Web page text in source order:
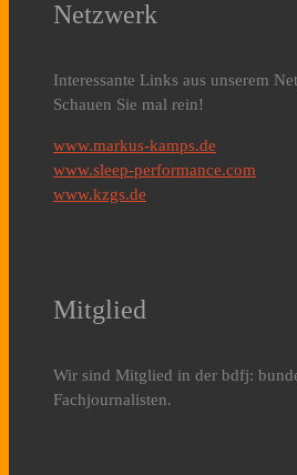
Netzwerk
Interessante Links aus unserem
Schauen Sie mal rein!
www.markus-kamps.de
www.sleep-performance.com
www.kzgs.de
Mitglied
Wir sind Mitglied in der bdfj:
Fachjournalisten.